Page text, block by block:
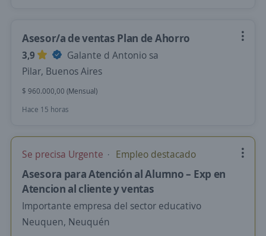
Asesor/a de ventas Plan de Ahorro
3,9
Galante d Antonio sa
Pilar, Buenos Aires
$ 960.000,00 (Mensual)
Hace 15 horas
Se precisa Urgente Empleo destacado
Asesora para Atención al Alumno – Exp en
Atencion al cliente y ventas
Importante empresa del sector educativo
Neuquen, Neuquén